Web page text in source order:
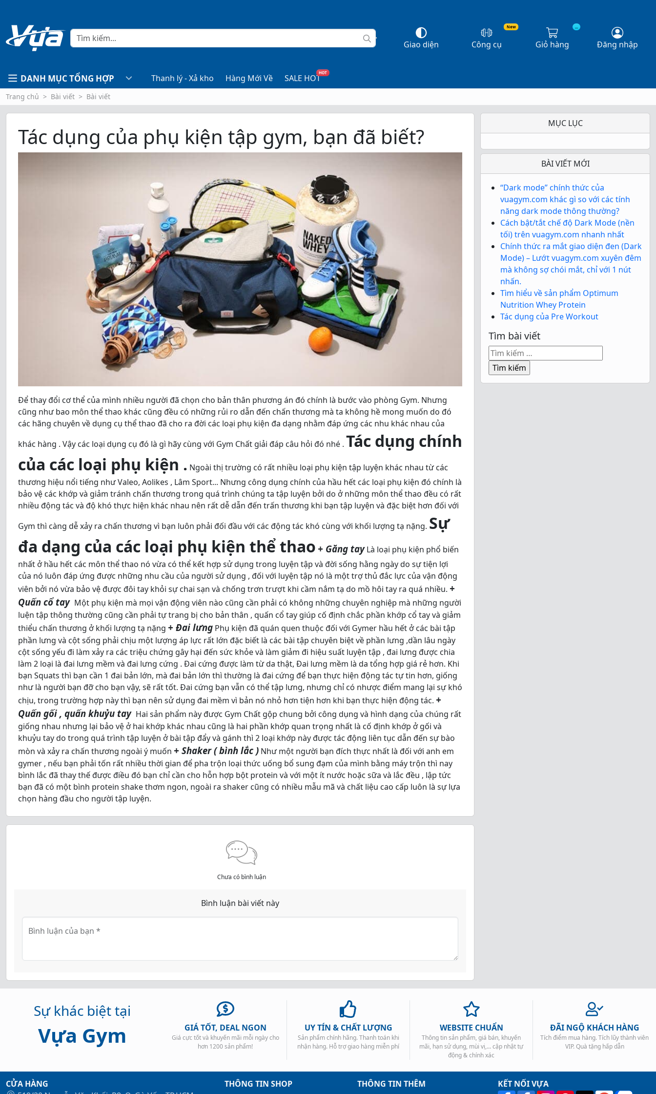
Giao diện
New
Công cụ
...
Giỏ hàng Đăng nhập
DANH MỤC TỔNG HỢP Thanh lý - Xả kho Hàng Mới Về SALE HOT
HOT
Trang chủ Bài viết Bài viết
Tác dụng của phụ kiện tập gym, bạn đã biết?
Để thay đổi cơ thể của mình nhiều người đã chọn cho bản thân phương án đó chính là bước vào phòng Gym. Nhưng
cũng như bao môn thể thao khác cũng đều có những rủi ro dẫn đến chấn thương mà ta không hề mong muốn do đó
các hãng chuyên về dụng cụ thể thao đã cho ra đời các loại phụ kiện đa dạng nhằm đáp ứng các nhu khác nhau của
khác hàng . Vậy các loại dụng cụ đó là gì hãy cùng với Gym Chất giải đáp câu hỏi đó nhé . Tác dụng chính
của các loại phụ kiện . Ngoài thị trường có rất nhiều loại phụ kiện tập luyện khác nhau từ các
thương hiệu nổi tiếng như Valeo, Aolikes , Lâm Sport... Nhưng công dụng chính của hầu hết các loại phụ kiện đó chính là
bảo vệ các khớp và giảm tránh chấn thương trong quá trình chúng ta tập luyện bởi do ở những môn thể thao đều có rất
nhiều động tác và độ khó thực hiện khác nhau nên rất dễ dẫn đến trấn thương khi bạn tập luyện và đặc biệt hơn đối với
Gym thì càng dễ xảy ra chấn thương vì bạn luôn phải đối đầu với các động tác khó cùng với khối lượng tạ nặng. Sự
đa dạng của các loại phụ kiện thể thao + Găng tayLà loại phụ kiện phổ biến
nhất ở hầu hết các môn thể thao nó vừa có thể kết hợp sử dụng trong luyện tập và đời sống hằng ngày do sự tiện lợi
của nó luôn đáp ứng được những nhu cầu của người sử dụng , đối với luyện tập nó là một trợ thủ đắc lực của vận động
viên bởi nó vừa bảo vệ được đôi tay khỏi sự chai sạn và chống trơn trượt khi cầm nắm tạ do mồ hôi tay ra quá nhiều. +
Quấn cổ tay Một phụ kiện mà mọi vận động viên nào cũng cần phải có không những chuyên nghiệp mà những người
luện tập thông thường cũng cần phải tự trang bị cho bản thân , quấn cổ tay giúp cố định chắc phần khớp cổ tay và giảm
thiểu chấn thương ở khối lượng tạ nặng + Đai lưng Phụ kiện đã quán quen thuộc đối với Gymer hầu hết ở các bài tập
phần lưng và cột sống phải chịu một lượng áp lực rất lớn đặc biết là các bài tập chuyên biệt về phần lưng ,dần lâu ngày
cột sống yếu đi làm xảy ra các triệu chứng gây hại đến sức khỏe và làm giảm đi hiệu suất luyện tập , đai lưng được chia
làm 2 loại là đai lưng mềm và đai lưng cứng . Đai cứng được làm từ da thật, Đai lưng mềm là da tổng hợp giá rẻ hơn. Khi
bạn Squats thì bạn cần 1 đai bản lớn, mà đai bản lớn thì thường là đai cứng để bạn thực hiện động tác tự tin hơn, giống
như là người bạn đỡ cho bạn vậy, sẽ rất tốt. Đai cứng bạn vẫn có thể tập lưng, nhưng chỉ có nhược điểm mang lại sự khó
chịu, trong trường hợp này thì bạn nên sử dụng đai mềm vì bản nó nhỏ hơn tiện hơn khi bạn thực hiện động tác. +
Quấn gối , quấn khuỷu tay Hai sản phẩm này được Gym Chất gộp chung bởi công dụng và hình dạng của chúng rất
giống nhau nhưng lại bảo vệ ở hai khớp khác nhau cũng là hai phần khớp quan trọng nhất là cố định khớp ở gối và
khuỷu tay do trong quá trình tập luyện ở bài tập đẩy và gánh thì 2 loại khớp này được tác động liên tục dẫn đến sự bào
mòn và xảy ra chấn thương ngoài ý muốn + Shaker ( bình lắc ) Như một người bạn đích thực nhất là đối với anh em
gymer , nếu bạn phải tốn rất nhiều thời gian để pha trộn loại thức uống bổ sung đạm của mình bằng máy trộn thì nay
bình lắc đã thay thế được điều đó bạn chỉ cần cho hỗn hợp bột protein và với một ít nước hoặc sữa và lắc đều , lập tức
bạn đã có một bình protein shake thơm ngon, ngoài ra shaker cũng có nhiều mẫu mã và chất liệu cao cấp luôn là sự lựa
chọn hàng đầu cho người tập luyện.
Chưa có bình luận
Bình luận bài viết này
Bình luận của bạn *
MỤC LỤC
BÀI VIẾT MỚI
“Dark mode” chính thức của
vuagym.com khác gì so với các tính
năng dark mode thông thường?
Cách bật/tắt chế độ Dark Mode (nền
tối) trên vuagym.com nhanh nhất
Chính thức ra mắt giao diện đen (Dark
Mode) – Lướt vuagym.com xuyên đêm
mà không sợ chói mắt, chỉ với 1 nút
nhấn.
Tìm hiểu về sản phẩm Optimum
Nutrition Whey Protein
Tác dụng của Pre Workout
Tìm bài viết
Tìm
kiếm
cho:
Sự khác biệt tại
Vựa Gym GIÁ TỐT, DEAL NGON
Giá cực tốt và khuyến mãi mỗi ngày cho
hơn 1200 sản phẩm!
UY TÍN & CHẤT LƯỢNG
Sản phẩm chính hãng. Thanh toán khi
nhận hàng. Hỗ trợ giao hàng miễn phí
WEBSITE CHUẨN
Thông tin sản phẩm, giá bán, khuyến
mãi, hạn sử dụng, mùi vị,... cập nhật tự
động & chính xác
ĐÃI NGỘ KHÁCH HÀNG
Tích điểm mua hàng. Tích lũy thành viên
VIP. Quà tặng hấp dẫn
CỬA HÀNG
THÔNG TIN SHOP
THÔNG TIN THÊM
KẾT NỐI VỰA